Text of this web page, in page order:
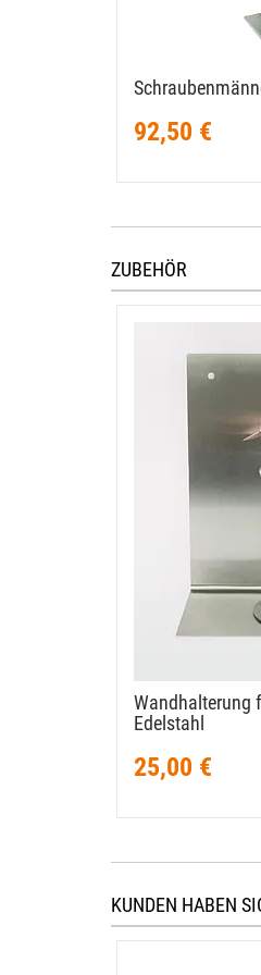
92,50 €
ZUBEHÖR
Wandhalterung
Edelstahl
25,00 €
KUNDEN HABEN